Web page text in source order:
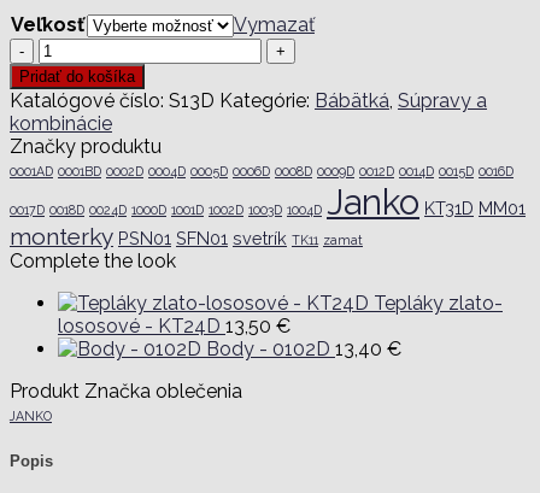
Veľkosť
Vymazať
množstvo
Detská
súprava
-
S13D
Pridať do košíka
Katalógové číslo: S13D Kategórie: Bábätká Súpravy a
kombinácie
Značky produktu
0001AD 0001BD 0002D 0004D 0005D 0006D 0008D 0009D 0012D 0014D 0015D 0016D
0017D 0018D 0024D 1000D 1001D 1002D 1003D 1004D Janko KT31D MM01
monterky PSN01 SFN01 svetrík TK11 zamat
Complete the look
Tepláky zlato-
lososové - KT24D 13,50 €
Body - 0102D 13,40 €
Produkt Značka oblečenia
JANKO
Popis